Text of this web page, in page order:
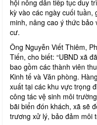
hội nông dân tiếp tục duy
kỳ vào các ngày cuối tuần,
minh, nâng cao ý thức
cư.
Ông Nguyễn Viết Thiêm,
Tiến, cho biết: “UBND xã
bao gồm các thành viên
Kinh tế và Văn phòng.
xuất tại các khu vực trọng
công tác vệ sinh môi
bãi biển đón khách, xã sẽ
trương xử lý, bảo đảm môi